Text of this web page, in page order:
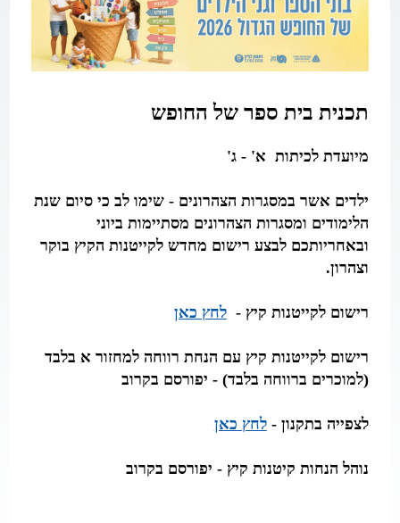
תכנית בית ספר של החופש
מיועדת לכיתות א' - ג'
ילדים אשר במסגרות הצהרונים - שימו לב כי סיום שנת
הלימודים ומסגרות הצהרונים מסתיימות ביוני
ובאחריותכם לבצע רישום מחדש לקייטנות הקיץ בוקר
וצהרון.
רישום לקייטנות קיץ -לחץ כאן
רישום לקייטנות קיץ עם הנחת רווחה למחזור א בלבד
(למוכרים ברווחה בלבד) - יפורסם בקרוב
לצפייה בתקנון -לחץ כאן
נוהל הנחות קיטנות קיץ - יפורסם בקרוב